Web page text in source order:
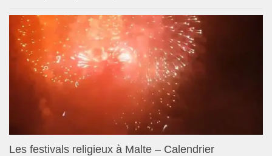
Les festivals religieux à Malte – Calendrier